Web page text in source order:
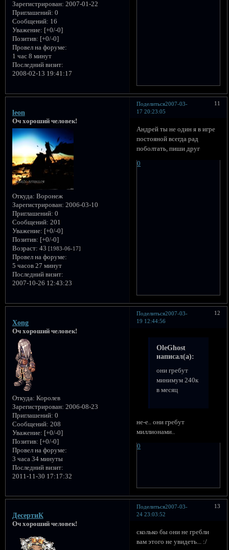
Зарегистрирован: 2007-01-22
Приглашений: 0
Сообщений: 16
Уважение: [+0/-0]
Позитив: [+0/-0]
Провел на форуме:
1 час 8 минут
Последний визит:
2008-02-13 19:41:17
Поделиться 11
2007-03-
17 20:23:05
leon
Оч хороший человек!
Откуда: Воронеж
Зарегистрирован: 2006-03-10
Приглашений: 0
Сообщений: 201
Уважение: [+0/-0]
Позитив: [+0/-0]
Возраст: 43 [1983-06-17]
Провел на форуме:
5 часов 27 минут
Последний визит:
2007-10-26 12:43:23
Андрей ты не один я в игре
постояной всегда рад
поболтать, пиши друг
0
Поделиться 12
2007-03-
19 12:44:56
Xong
Оч хороший человек!
Откуда: Королев
Зарегистрирован: 2006-08-23
Приглашений: 0
Сообщений: 208
Уважение: [+0/-0]
Позитив: [+0/-0]
Провел на форуме:
3 часа 34 минуты
Последний визит:
2011-11-30 17:17:32
OleGhost
написал(а):
они гребут
минимум 240к
в месяц
не-е.. они гребут
миллионами..
0
Поделиться 13
2007-03-
24 23:03:52
ДесертиК
Оч хороший человек!
сколько бы они не гребли
вам этого не увидеть... :/